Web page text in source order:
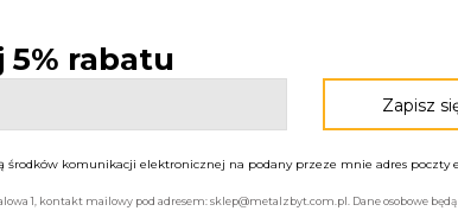
5% rabatu
komunikacji elektronicznej na podany przeze mnie adres poczty
1, kontakt mailowy pod adresem: sklep@metalzbyt.com.pl. Dane osobowe